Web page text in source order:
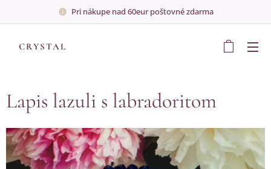
Pri nákupe nad 60eur poštovné zdarma
CRYSTAL
Lapis lazuli s labradoritom